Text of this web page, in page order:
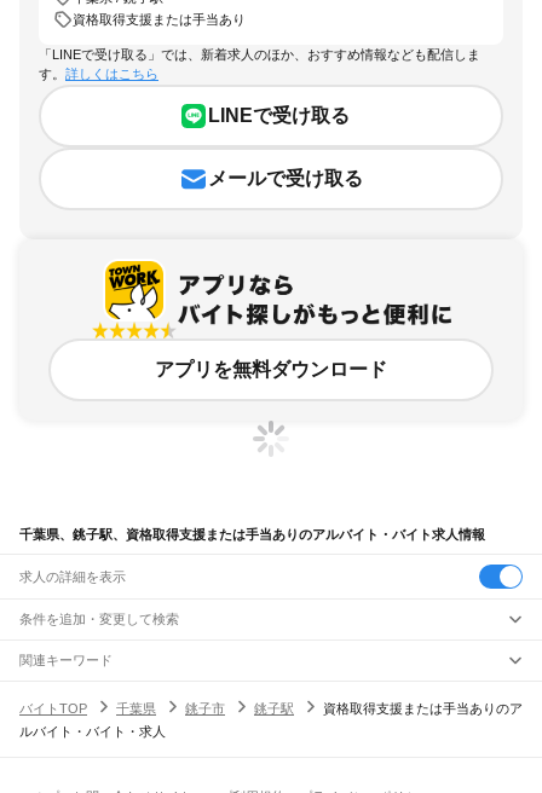
資格取得支援または手当あり
「LINEで受け取る」では、新着求人のほか、おすすめ情報なども配信しま
す。 詳しくはこちら
LINEで受け取る
メールで受け取る
アプリを無料ダウンロード
千葉県、銚子駅、資格取得支援または手当ありのアルバイト・バイト求人情報
求人の詳細を表示
条件を追加・変更して検索
市区町村を追加・変更
千葉県すべて
千葉市すべて
駅を追加・変更
職種を追加・変更
関連キーワード
バイトTOP
千葉県 銚子市 銚子駅
資格取得支援または手当ありのア
ルバイト・バイト・求人